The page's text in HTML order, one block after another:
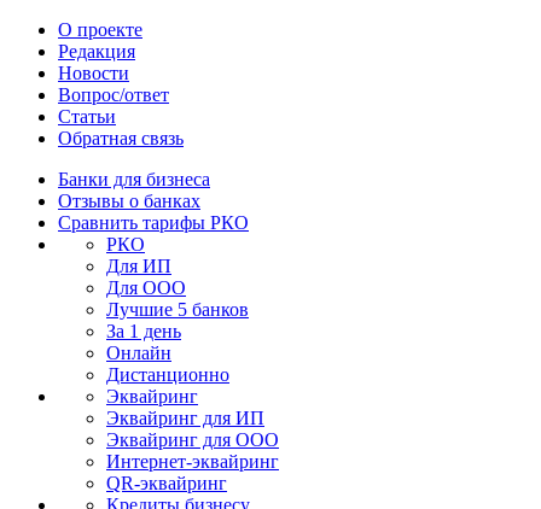
О проекте
Редакция
Новости
Вопрос/ответ
Статьи
Обратная связь
Банки для бизнеса
Отзывы о банках
Сравнить тарифы РКО
РКО
Для ИП
Для ООО
Лучшие 5 банков
За 1 день
Онлайн
Дистанционно
Эквайринг
Эквайринг для ИП
Эквайринг для ООО
Интернет-эквайринг
QR-эквайринг
Кредиты бизнесу